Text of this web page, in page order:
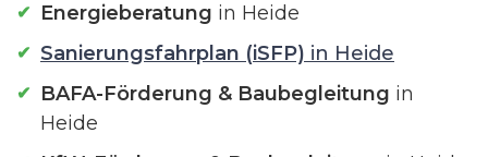
Energieberatung in Heide
Sanierungsfahrplan (iSFP) in Heide
BAFA-Förderung & Baubegleitung in
Heide